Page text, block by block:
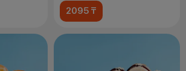
2095 ₸